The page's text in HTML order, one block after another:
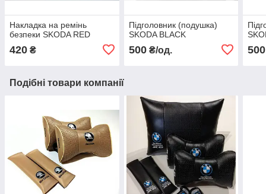
Накладка на ремінь
безпеки SKODA RED
420 ₴
Підголовник (подушка)
SKODA BLACK
500₴/од. 500
Подібні товари компанії